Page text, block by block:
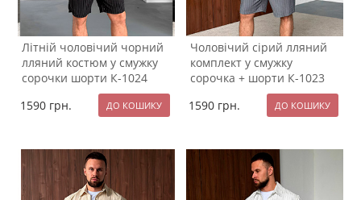
Літній чоловічий чорний
лляний костюм у смужку
сорочки шорти К-1024
1590 грн.
Чоловічий сірий лляний
комплект у смужку
сорочка + шорти К-1023
1590 грн.